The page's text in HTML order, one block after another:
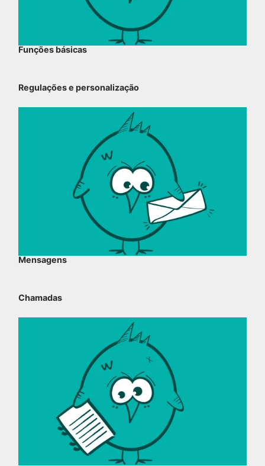
Funções básicas
Regulações e personalização
Mensagens
Chamadas